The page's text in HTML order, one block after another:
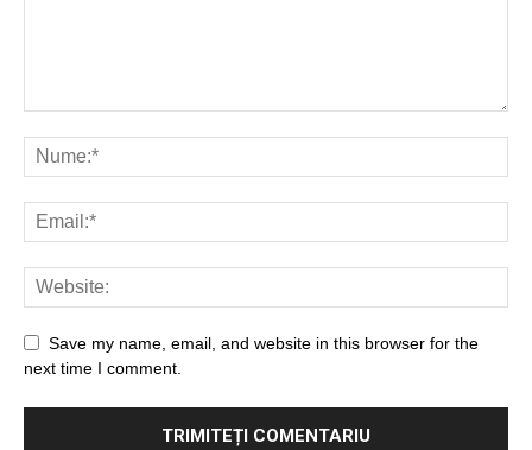
Save my name, email, and website in this browser for the
next time I comment.